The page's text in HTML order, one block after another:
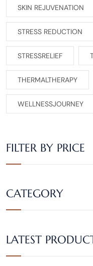
SKIN REJUVENATION
STRESS REDUCTION
STRESSRELIEF
THERMALTHERAPY
WELLNESSJOURNEY
FILTER BY PRICE
CATEGORY
LATEST